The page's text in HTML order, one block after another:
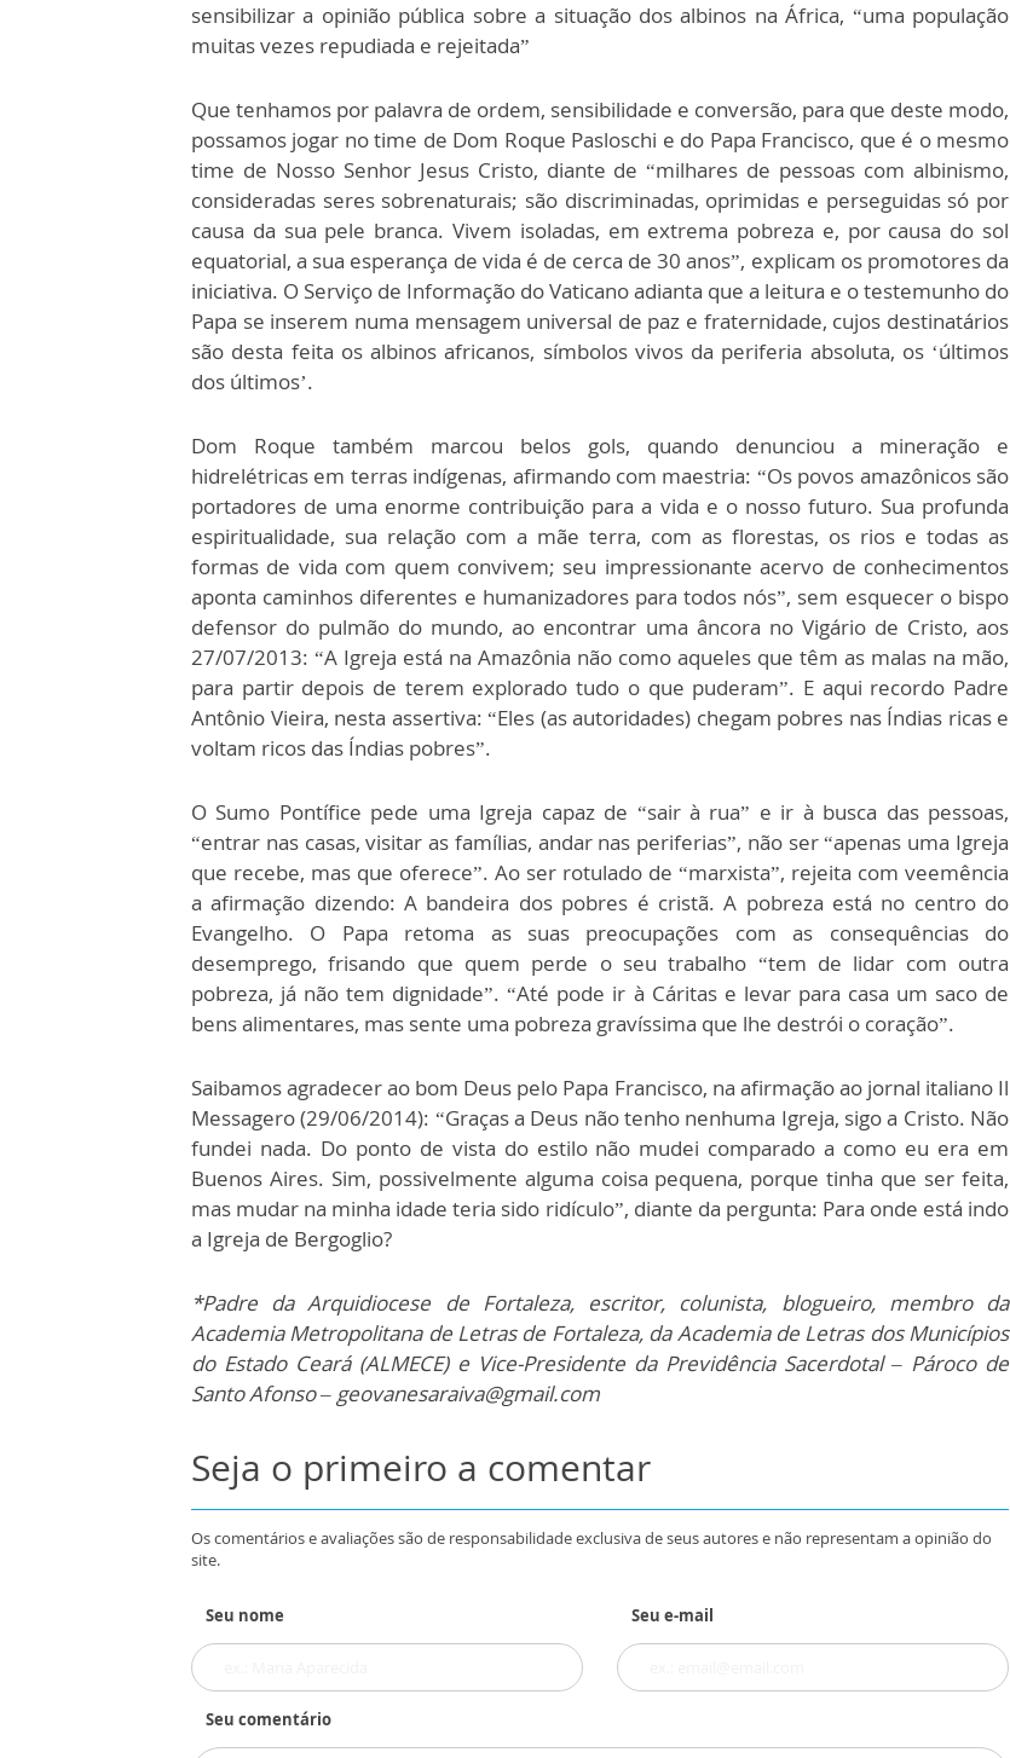
sensibilizar a opinião pública sobre a situação dos albinos na África, “uma população
muitas vezes repudiada e rejeitada”
Que tenhamos por palavra de ordem, sensibilidade e conversão, para que deste modo,
possamos jogar no time de Dom Roque Pasloschi e do Papa Francisco, que é o mesmo
time de Nosso Senhor Jesus Cristo, diante de “milhares de pessoas com albinismo,
consideradas seres sobrenaturais; são discriminadas, oprimidas e perseguidas só por
causa da sua pele branca. Vivem isoladas, em extrema pobreza e, por causa do sol
equatorial, a sua esperança de vida é de cerca de 30 anos”, explicam os promotores da
iniciativa. O Serviço de Informação do Vaticano adianta que a leitura e o testemunho do
Papa se inserem numa mensagem universal de paz e fraternidade, cujos destinatários
são desta feita os albinos africanos, símbolos vivos da periferia absoluta, os ‘últimos
dos últimos’.
Dom Roque também marcou belos gols, quando denunciou a mineração e
hidrelétricas em terras indígenas, afirmando com maestria: “Os povos amazônicos são
portadores de uma enorme contribuição para a vida e o nosso futuro. Sua profunda
espiritualidade, sua relação com a mãe terra, com as florestas, os rios e todas as
formas de vida com quem convivem; seu impressionante acervo de conhecimentos
aponta caminhos diferentes e humanizadores para todos nós”, sem esquecer o bispo
defensor do pulmão do mundo, ao encontrar uma âncora no Vigário de Cristo, aos
27/07/2013: “A Igreja está na Amazônia não como aqueles que têm as malas na mão,
para partir depois de terem explorado tudo o que puderam”. E aqui recordo Padre
Antônio Vieira, nesta assertiva: “Eles (as autoridades) chegam pobres nas Índias ricas e
voltam ricos das Índias pobres”.
O Sumo Pontífice pede uma Igreja capaz de “sair à rua” e ir à busca das pessoas,
“entrar nas casas, visitar as famílias, andar nas periferias”, não ser “apenas uma Igreja
que recebe, mas que oferece”. Ao ser rotulado de “marxista”, rejeita com veemência
a afirmação dizendo: A bandeira dos pobres é cristã. A pobreza está no centro do
Evangelho. O Papa retoma as suas preocupações com as consequências do
desemprego, frisando que quem perde o seu trabalho “tem de lidar com outra
pobreza, já não tem dignidade”. “Até pode ir à Cáritas e levar para casa um saco de
bens alimentares, mas sente uma pobreza gravíssima que lhe destrói o coração”.
Saibamos agradecer ao bom Deus pelo Papa Francisco, na afirmação ao jornal italiano Il
Messagero (29/06/2014): “Graças a Deus não tenho nenhuma Igreja, sigo a Cristo. Não
fundei nada. Do ponto de vista do estilo não mudei comparado a como eu era em
Buenos Aires. Sim, possivelmente alguma coisa pequena, porque tinha que ser feita,
mas mudar na minha idade teria sido ridículo”, diante da pergunta: Para onde está indo
a Igreja de Bergoglio?
*Padre da Arquidiocese de Fortaleza, escritor, colunista, blogueiro, membro da
Academia Metropolitana de Letras de Fortaleza, da Academia de Letras dos Municípios
do Estado Ceará (ALMECE) e Vice-Presidente da Previdência Sacerdotal – Pároco de
Santo Afonso – geovanesaraiva@gmail.com
Seja o primeiro a comentar
Os comentários e avaliações são de responsabilidade exclusiva de seus autores e não representam a opinião do
site.
Seu nome Seu e-mail
Seu comentário